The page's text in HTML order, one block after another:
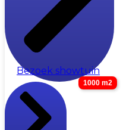
Bezoek showtuin
1000 m2